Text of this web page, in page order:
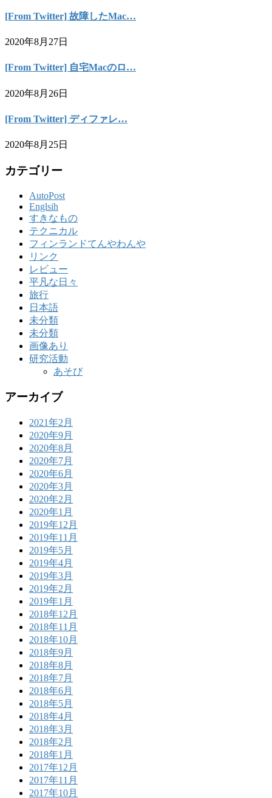
[From Twitter] 故障したMac…
2020年8月27日
[From Twitter] 自宅Macのロ…
2020年8月26日
[From Twitter] ディファレ…
2020年8月25日
カテゴリー
AutoPost
Englsih
すきなもの
テクニカル
フィンランドてんやわんや
リンク
レビュー
平凡な日々
旅行
日本語
未分類
未分類
画像あり
研究活動
あそび
アーカイブ
2021年2月
2020年9月
2020年8月
2020年7月
2020年6月
2020年3月
2020年2月
2020年1月
2019年12月
2019年11月
2019年5月
2019年4月
2019年3月
2019年2月
2019年1月
2018年12月
2018年11月
2018年10月
2018年9月
2018年8月
2018年7月
2018年6月
2018年5月
2018年4月
2018年3月
2018年2月
2018年1月
2017年12月
2017年11月
2017年10月